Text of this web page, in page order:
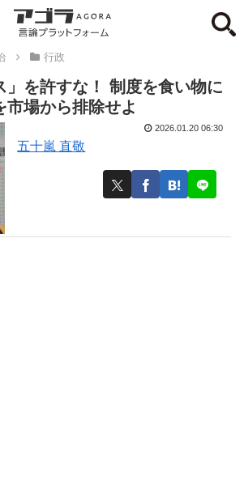
行政
」を許すな！ 制度を食い物に
市場から排除せよ
五十嵐 直敬
2026.01.20 06:30